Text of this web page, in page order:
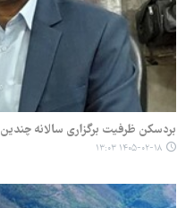
بردسکن ظرفیت برگزاری سالانه
۱۴۰۵-۰۲-۱۸ ۱۳:۰۳